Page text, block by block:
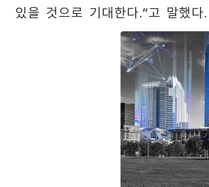
있을 것으로 기대한다.”고 말했다.